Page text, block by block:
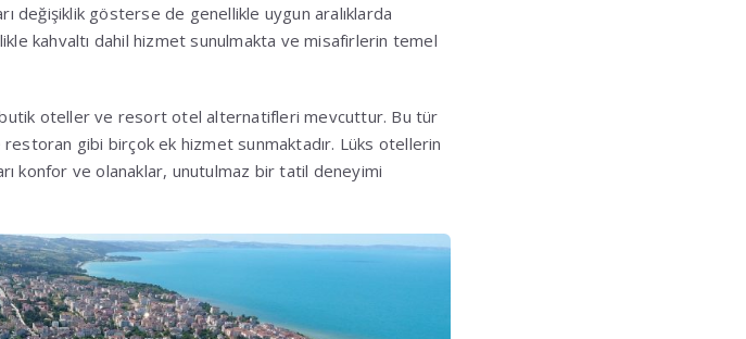
değişiklik gösterse de genellikle uygun aralıklarda
kahvaltı dahil hizmet sunulmakta ve misafirlerin temel
butik oteller ve resort otel alternatifleri mevcuttur. Bu tür
gibi birçok ek hizmet sunmaktadır. Lüks otellerin
konfor ve olanaklar, unutulmaz bir tatil deneyimi